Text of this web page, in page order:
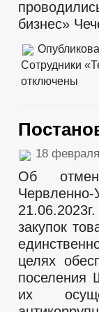
бизнес»
Сотрудники
отключены
18
Об
закупок
целях
поселения
их